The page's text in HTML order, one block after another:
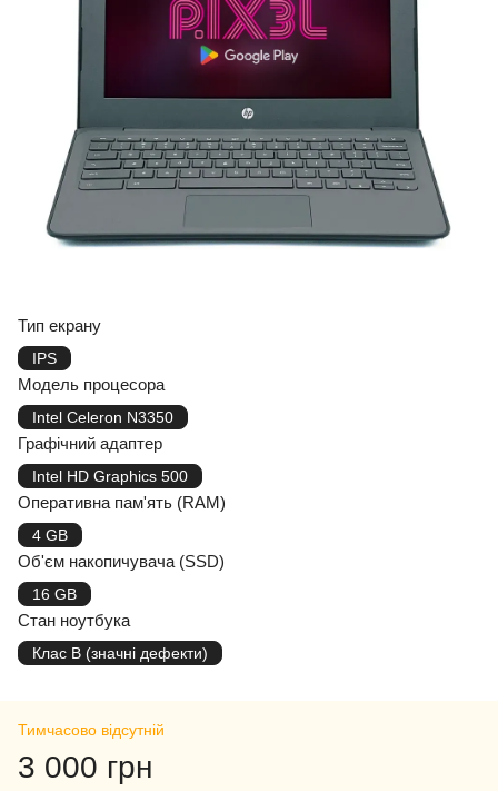
Тип екрану
IPS
Модель процесора
Intel Celeron N3350
Графічний адаптер
Intel HD Graphics 500
Оперативна пам'ять (RAM)
4 GB
Об'єм накопичувача (SSD)
16 GB
Стан ноутбука
Клас B (значні дефекти)
Тимчасово відсутній
3 000 грн